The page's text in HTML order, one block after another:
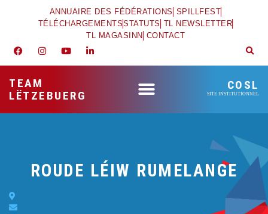
ANNUAIRE DES FÉDÉRATIONS SPILLFEST
TÉLÉCHARGEMENTSSTATUTS TL NEWSLETTER
TL MAGASINN CONTACT
TEAM
LËTZEBUERG
COSL
SITE INSTITUTIONNEL
ROUDE LÉIW RUMELANGE